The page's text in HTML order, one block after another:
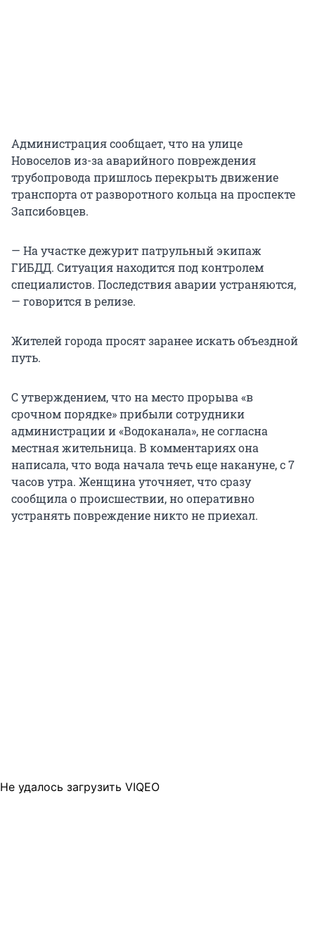
Администрация сообщает, что на улице
Новоселов из-за аварийного повреждения
трубопровода пришлось перекрыть движение
транспорта от разворотного кольца на проспекте
Запсибовцев.
— На участке дежурит патрульный экипаж
ГИБДД. Ситуация находится под контролем
специалистов. Последствия аварии устраняются,
— говорится в релизе.
Жителей города просят заранее искать объездной
путь.
С утверждением, что на место прорыва «в
срочном порядке» прибыли сотрудники
администрации и «Водоканала», не согласна
местная жительница. В комментариях она
написала, что вода начала течь еще накануне, с 7
часов утра. Женщина уточняет, что сразу
сообщила о происшествии, но оперативно
устранять повреждение никто не приехал.
Не удалось загрузить VIQEO